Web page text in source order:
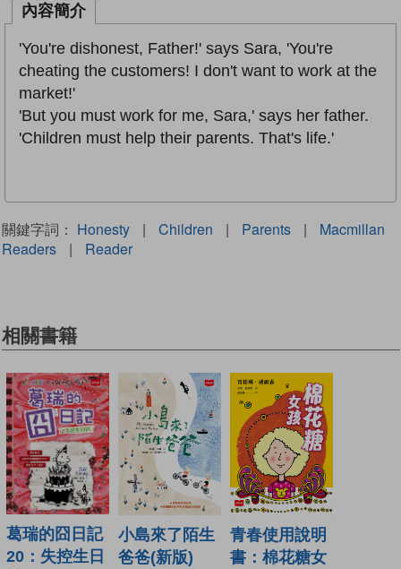
內容簡介
'You're dishonest, Father!' says Sara, 'You're
cheating the customers! I don't want to work at the
market!'
'But you must work for me, Sara,' says her father.
'Children must help their parents. That's life.'
關鍵字詞： Honesty | Children | Parents |
Macmillan
Readers
| Reader
相關書籍
葛瑞的囧日記
20：失控生日
小島來了陌生
爸爸(新版)
青春使用說明
書：棉花糖女